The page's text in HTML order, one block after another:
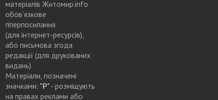
матеріалів Житомир.info
обов’язкове
гіперпосилання
(для інтернет-ресурсів),
або письмова згода
редакції (для друкованих
видань)
Матеріали, позначені
значками: "Р"- розміщують
на правах реклами або